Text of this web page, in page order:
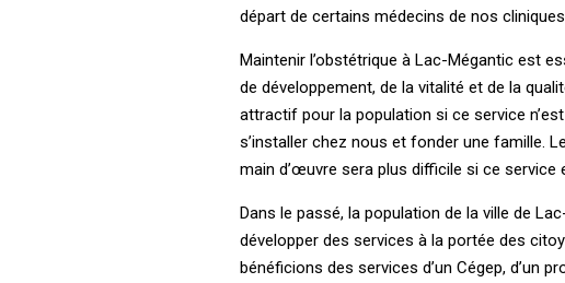
départ de certains médecins de nos
Maintenir l’obstétrique à ­Lac-Mégantic est
de développement, de la vitalité et de la
attractif pour la population si ce service
s’installer chez nous et fonder une famille.
main d’œuvre sera plus difficile si ce service
Dans le passé, la population de la ville de
développer des services à la portée des
bénéficions des services d’un ­Cégep, d’un